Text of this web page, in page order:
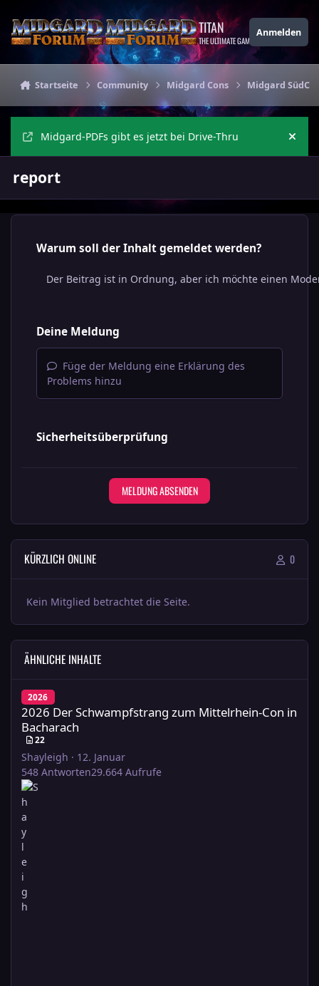
TITAN
THE ULTIMATE GAMING THEME
Anmelden
Startseite Community Midgard Cons Midgard
Midgard-PDFs gibt es jetzt bei Drive-Thru
report
Warum soll der Inhalt gemeldet werden?
Deine Meldung
Füge der Meldung eine Erklärung des
Problems hinzu
Sicherheitsüberprüfung
MELDUNG ABSENDEN
KÜRZLICH ONLINE 0
Kein Mitglied betrachtet die Seite.
ÄHNLICHE INHALTE
2026
2026 Der Schwampfstrang zum Mittelrhein-Con in
Bacharach
22
Shayleigh · 12. Januar
548 Antworten29.664 Aufrufe